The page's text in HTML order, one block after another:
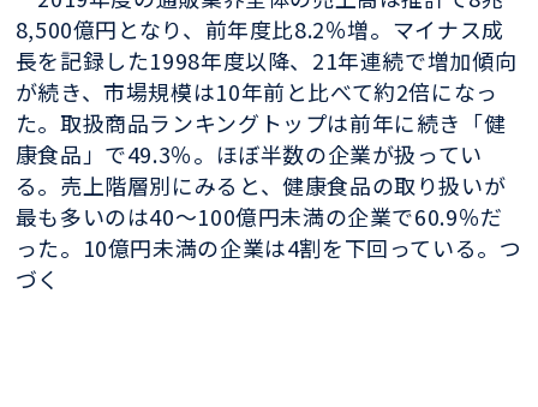
8,500億円となり、前年度比8.2％増。マイナス成
長を記録した1998年度以降、21年連続で増加傾向
が続き、市場規模は10年前と比べて約2倍になっ
た。取扱商品ランキングトップは前年に続き「健
康食品」で49.3％。ほぼ半数の企業が扱ってい
る。売上階層別にみると、健康食品の取り扱いが
最も多いのは40～100億円未満の企業で60.9％だ
った。10億円未満の企業は4割を下回っている。つ
づく